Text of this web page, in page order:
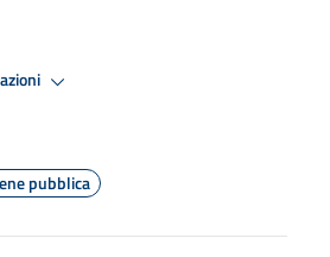
pubblica